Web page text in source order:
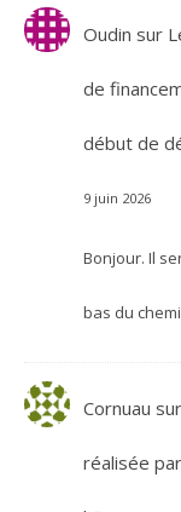
Oudin sur
de
début de
9 juin 2026
Bonjour. Il
bas du
Cornuau sur
réalisée